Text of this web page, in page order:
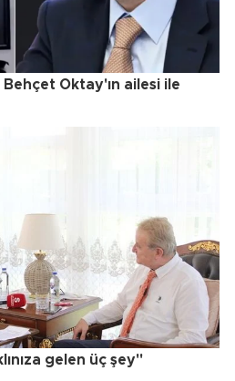
Oktay'ın ailesi ile
gelen üç şey"